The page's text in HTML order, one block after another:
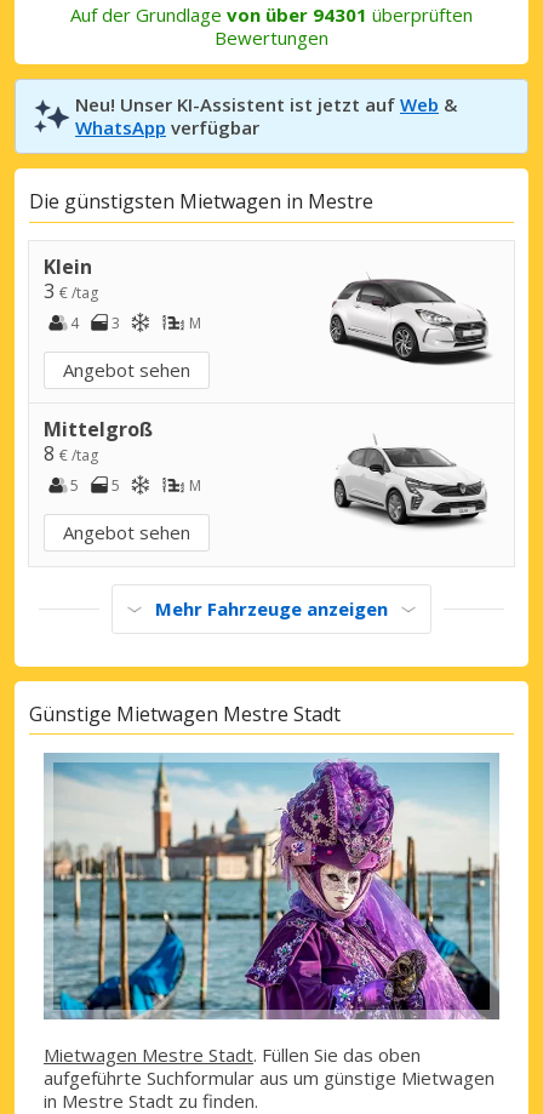
Auf der Grundlage von über 94301 überprüften
Bewertungen
Neu! Unser KI-Assistent ist jetzt auf Web &
WhatsApp verfügbar
Die günstigsten Mietwagen in Mestre
Klein
3 € /tag
4
3 M
Angebot sehen
Mittelgroß
8 € /tag
5
5 M
Angebot sehen
Mehr Fahrzeuge anzeigen
Günstige Mietwagen Mestre Stadt
Mietwagen Mestre Stadt. Füllen Sie das oben
aufgeführte Suchformular aus um günstige Mietwagen
in Mestre Stadt zu finden.